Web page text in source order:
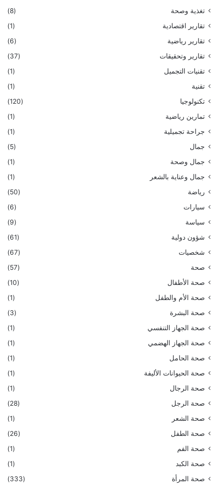
تغذية وصحة
(8)
تقارير اقتصادية
(1)
تقارير رياضية
(6)
تقارير وتحقيقات
(37)
تقنيات التجميل
(1)
تقنية
(1)
تكنولوجيا
(120)
تمارين رياضية
(1)
جراحة تجميلية
(1)
جمال
(5)
جمال وصحة
(1)
جمال وعناية بالشعر
(1)
رياضة
(50)
سيارات
(6)
سياسة
(9)
شؤون دولية
(61)
شخصيات
(67)
صحة
(57)
صحة الأطفال
(10)
صحة الأم والطفل
(1)
صحة البشرة
(3)
صحة الجهاز التنفسي
(1)
صحة الجهاز الهضمي
(1)
صحة الحامل
(1)
صحة الحيوانات الأليفة
(1)
صحة الرجال
(1)
صحة الرجل
(28)
صحة الشعر
(1)
صحة الطفل
(26)
صحة الفم
(1)
صحة الكبد
(1)
صحة المرأة
(333)